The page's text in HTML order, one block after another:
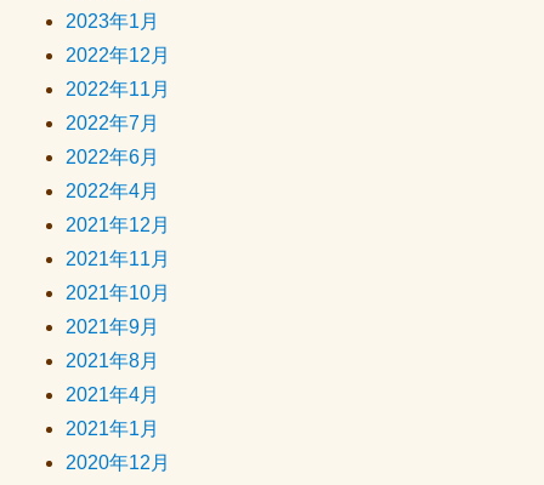
2023年1月
2022年12月
2022年11月
2022年7月
2022年6月
2022年4月
2021年12月
2021年11月
2021年10月
2021年9月
2021年8月
2021年4月
2021年1月
2020年12月